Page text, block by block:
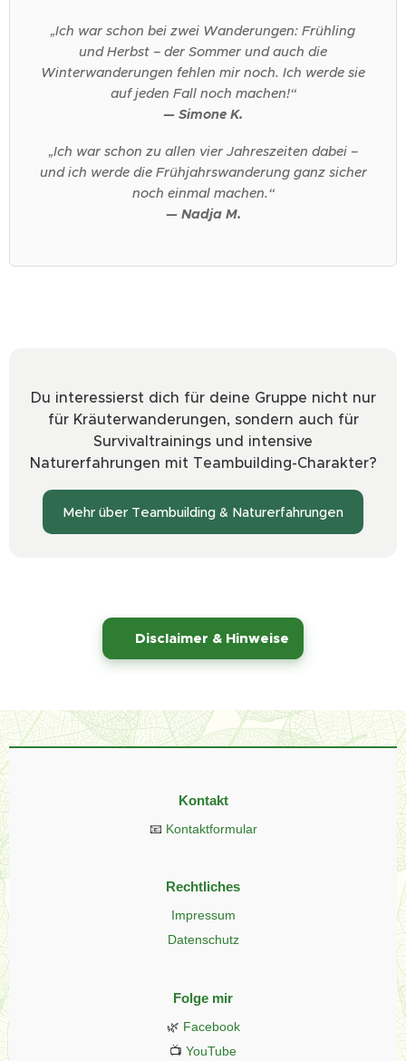
„Ich war schon bei zwei Wanderungen: Frühling
und Herbst – der Sommer und auch die
Winterwanderungen fehlen mir noch. Ich werde sie
auf jeden Fall noch machen!“
— Simone K.
„Ich war schon zu allen vier Jahreszeiten dabei –
und ich werde die Frühjahrswanderung ganz sicher
noch einmal machen.“
— Nadja M.
Du interessierst dich für deine Gruppe nicht nur
für Kräuterwanderungen, sondern auch für
Survivaltrainings und intensive
Naturerfahrungen mit Teambuilding-Charakter?
Mehr über Teambuilding & Naturerfahrungen
Disclaimer & Hinweise
Kontakt
📧 Kontaktformular
Rechtliches
Impressum
Datenschutz
Folge mir
🌿 Facebook
📺 YouTube